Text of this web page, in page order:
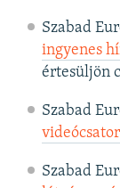
Szabad
ingyenes
értesüljön
Szabad
Szabad